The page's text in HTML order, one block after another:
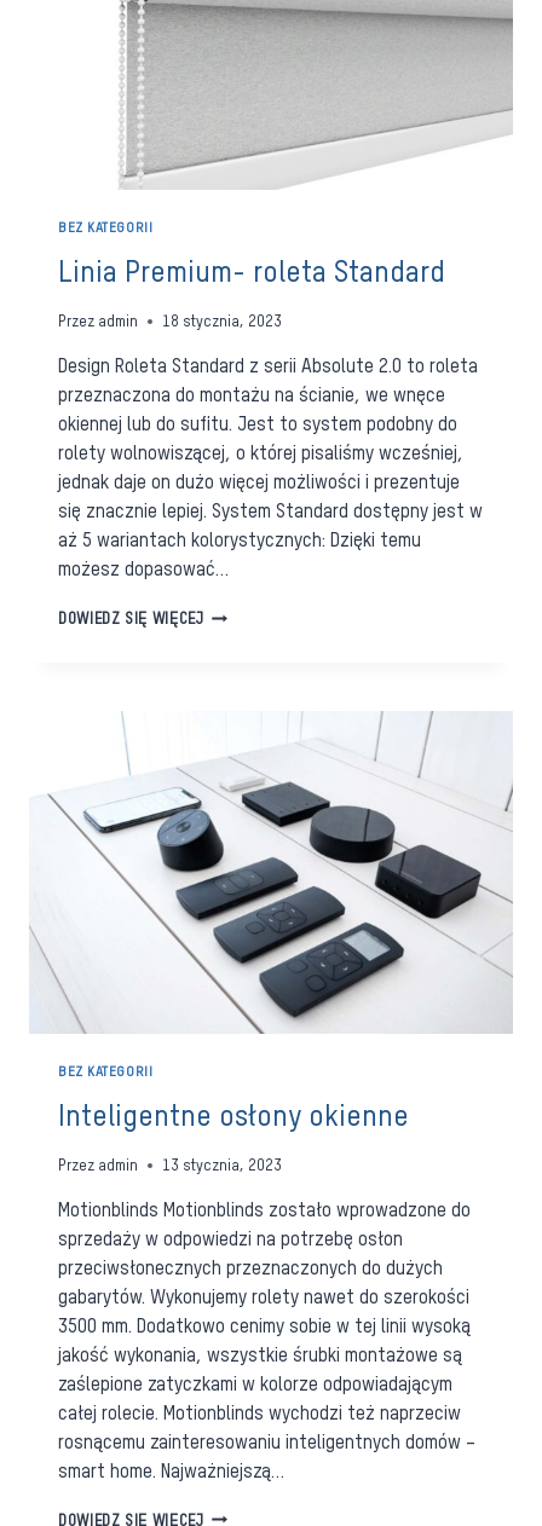
BEZ KATEGORII
Linia Premium- roleta Standard
Przez admin 18 stycznia, 2023
Design Roleta Standard z serii Absolute 2.0 to roleta
przeznaczona do montażu na ścianie, we wnęce
okiennej lub do sufitu. Jest to system podobny do
rolety wolnowiszącej, o której pisaliśmy wcześniej,
jednak daje on dużo więcej możliwości i prezentuje
się znacznie lepiej. System Standard dostępny jest w
aż 5 wariantach kolorystycznych: Dzięki temu
możesz dopasować…
DOWIEDZ SIĘ WIĘCEJLINIA
BEZ KATEGORII
Inteligentne osłony okienne
Przez admin 13 stycznia, 2023
Motionblinds Motionblinds zostało wprowadzone do
sprzedaży w odpowiedzi na potrzebę osłon
przeciwsłonecznych przeznaczonych do dużych
gabarytów. Wykonujemy rolety nawet do szerokości
3500 mm. Dodatkowo cenimy sobie w tej linii wysoką
jakość wykonania, wszystkie śrubki montażowe są
zaślepione zatyczkami w kolorze odpowiadającym
całej rolecie. Motionblinds wychodzi też naprzeciw
rosnącemu zainteresowaniu inteligentnych domów –
smart home. Najważniejszą…
DOWIEDZ SIĘ WIĘCEJINTELIGENTNE